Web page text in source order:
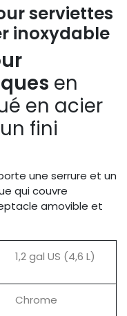
serviettes
inoxydable
en
en acier
fini
une serrure et un
qui couvre
amovible et
1,2 gal US (4,6 L)
Chrome